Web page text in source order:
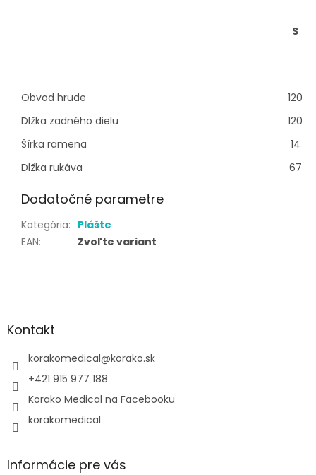
S
Obvod hrude
120
Dlžka zadného dielu
120
Šírka ramena
14
Dlžka rukáva
67
Dodatočné parametre
Kategória: Plášte
EAN: Zvoľte variant
Z
äKontakt
korakomedical@korako.sk
+421 915 977 188
Korako Medical na Facebooku
korakomedical
Informácie pre vás